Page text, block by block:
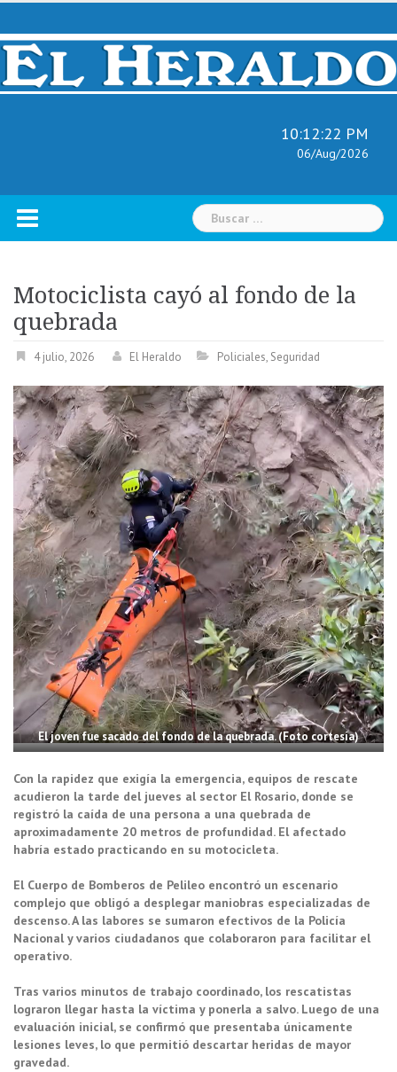
Skip
content
10:12:23 PM
06/Aug/2026
Buscar:
Motociclista cayó al fondo de la
quebrada
4 julio, 2026 El Heraldo Policiales, Seguridad
El joven fue sacado del fondo de la quebrada. (Foto cortesía)
Con la rapidez que exigía la emergencia, equipos de rescate
acudieron la tarde del jueves al sector El Rosario, donde se
registró la caída de una persona a una quebrada de
aproximadamente 20 metros de profundidad. El afectado
habría estado practicando en su motocicleta.
El Cuerpo de Bomberos de Pelileo encontró un escenario
complejo que obligó a desplegar maniobras especializadas de
descenso. A las labores se sumaron efectivos de la Policía
Nacional y varios ciudadanos que colaboraron para facilitar el
operativo.
Tras varios minutos de trabajo coordinado, los rescatistas
lograron llegar hasta la víctima y ponerla a salvo. Luego de una
evaluación inicial, se confirmó que presentaba únicamente
lesiones leves, lo que permitió descartar heridas de mayor
gravedad.